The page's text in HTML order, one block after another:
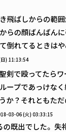
飛ばしからの範
らの顔ばんばん
倒れてるときは
) 11:13:54
剣で殴ってたら
ープであっけな
か？それともた
03-06 (火) 03:33:15
の既出でした。失